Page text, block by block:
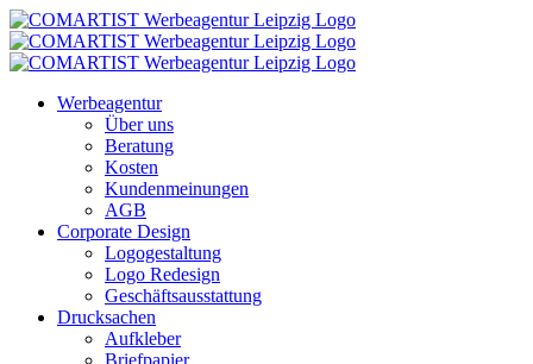
Zum
Inhalt
springen
Werbeagentur
Über uns
Beratung
Kosten
Kundenmeinungen
AGB
Corporate Design
Logogestaltung
Logo Redesign
Geschäftsausstattung
Drucksachen
Aufkleber
Briefpapier